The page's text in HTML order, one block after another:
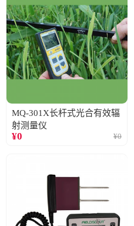
MQ-301X长杆式光合有效辐
射测量仪
¥0 ¥0